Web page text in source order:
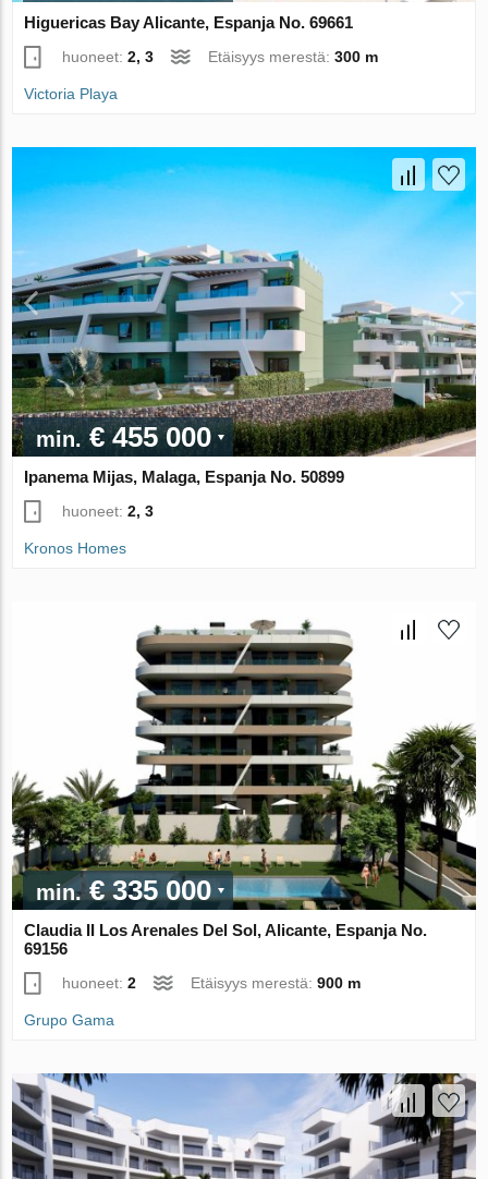
Higuericas Bay Alicante, Espanja No. 69661
huoneet:2, 3 Etäisyys merestä:300 m
Victoria Playa
min.€ 455 000
Ipanema Mijas, Malaga, Espanja No. 50899
huoneet:2, 3
Kronos Homes
min.€ 335 000
Claudia II Los Arenales Del Sol, Alicante, Espanja No.
69156
huoneet:2 Etäisyys merestä:900 m
Grupo Gama